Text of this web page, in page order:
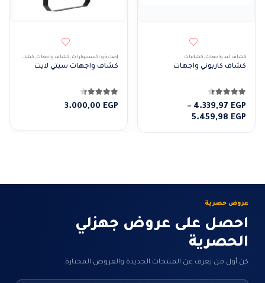
كشاف ليد واجهات , كشافات
كشاف كاربوني واجهات
4.43 من 5
4.339,97 EGP
–
5.459,98 EGP
نطاق
إضاءة و إكسسوارات , كشاف واجهات , كشافات
كشاف واجهات سيتي لايت
4.29 من 5
3.000,00 EGP
عروض حصرية
احصل على عروض جهزلي
الحصرية
كن أول من يعرف عن المنتجات الجديدة والعروض المختارة.